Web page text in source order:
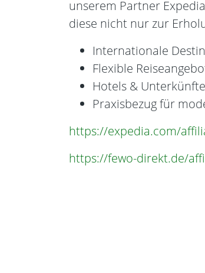
unserem Partner
diese nicht nur zur
Internationale
Flexible
Hotels &
Praxisbezug für
https://expedia.com/
https://fewo-direkt.de/